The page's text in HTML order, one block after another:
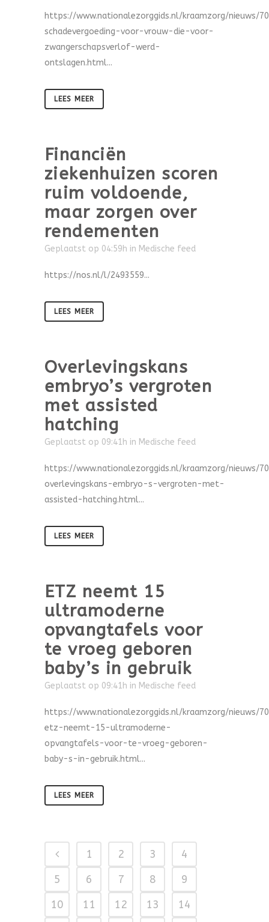
https://www.nationalezorggids.nl/kraamzorg/nieuws/
schadevergoeding-voor-vrouw-die-voor-
zwangerschapsverlof-werd-
ontslagen.html...
LEES MEER
Financiën
ziekenhuizen scoren
ruim voldoende,
maar zorgen over
rendementen
Geplaatst op 04:59h in Medische feed
https://nos.nl/l/2493559...
LEES MEER
Overlevingskans
embryo’s vergroten
met assisted
hatching
Geplaatst op 09:41h in Medische feed
https://www.nationalezorggids.nl/kraamzorg/nieuws/
overlevingskans-embryo-s-vergroten-met-
assisted-hatching.html...
LEES MEER
ETZ neemt 15
ultramoderne
opvangtafels voor
te vroeg geboren
baby’s in gebruik
Geplaatst op 09:41h in Medische feed
https://www.nationalezorggids.nl/kraamzorg/nieuws/
etz-neemt-15-ultramoderne-
opvangtafels-voor-te-vroeg-geboren-
baby-s-in-gebruik.html...
LEES MEER
1 2 3
4
5
6 7 8
9
10
11 12 13
14